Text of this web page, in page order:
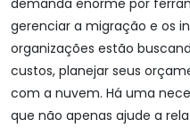
demanda enorme por
gerenciar a migração e os
organizações estão
custos, planejar seus
com a nuvem. Há uma
que não apenas ajude a